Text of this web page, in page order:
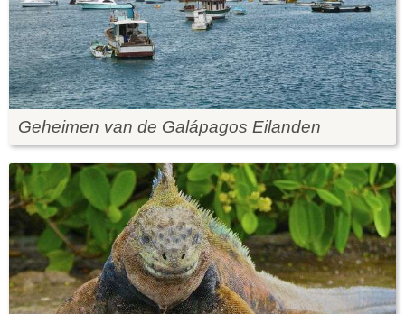
Geheimen van de Galápagos Eilanden